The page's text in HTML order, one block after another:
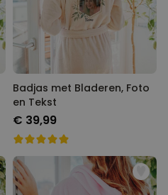
Badjas met Bladeren, Foto
en Tekst
€ 39,99